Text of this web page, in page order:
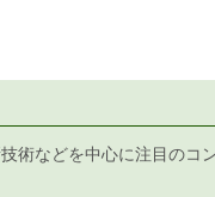
術などを中心に注目のコ